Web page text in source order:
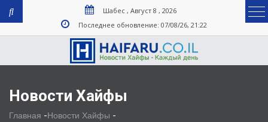
Шабес , Август 8 , 2026
Последнее обновление: 07/08/26, 21:22
Новости Хайфы
Главная -Новости Хайфы -